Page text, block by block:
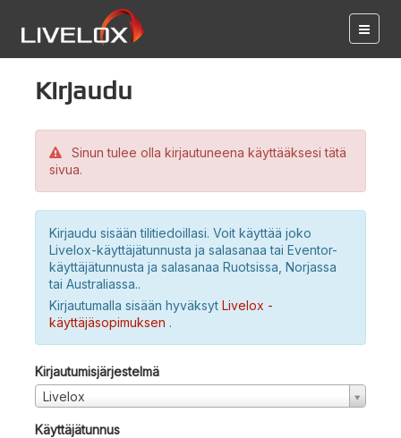
Kirjaudu
Sinun tulee olla kirjautuneena käyttääksesi tätä
sivua.
Kirjaudu sisään tilitiedoillasi. Voit käyttää joko
Livelox-käyttäjätunnusta ja salasanaa tai Eventor-
käyttäjätunnusta ja salasanaa Ruotsissa, Norjassa
tai Australiassa..
Kirjautumalla sisään hyväksyt Livelox -
käyttäjäsopimuksen .
Kirjautumisjärjestelmä
Livelox
Käyttäjätunnus